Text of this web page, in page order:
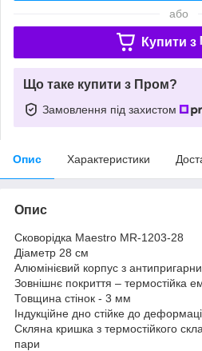
або
Купити з
Що таке купити з Пром?
Замовлення під захистом
Опис Характеристики
Опис
Сковорідка Maestro MR-1203-28
Діаметр 28 см
Алюмінієвий корпус з
Зовнішнє покриття – термостійка
Товщина стінок - 3 мм
Індукційне дно стійке до
Скляна кришка з термостійкого
пари